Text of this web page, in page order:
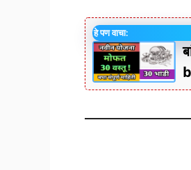
हे पण वाचा: